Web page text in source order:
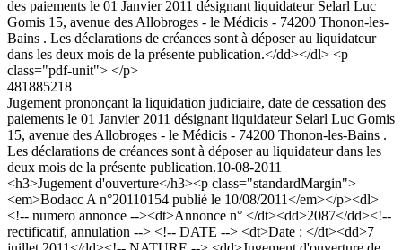
des paiements le 01 Janvier 2011 désignant liquidateur Selarl Luc
Gomis 15, avenue des Allobroges - le Médicis - 74200 Thonon-les-
Bains . Les déclarations de créances sont à déposer au liquidateur
dans les deux mois de la présente publication.</dd></dl> <p
class="pdf-unit"> </p>
481885218
Jugement prononçant la liquidation judiciaire, date de cessation des
paiements le 01 Janvier 2011 désignant liquidateur Selarl Luc Gomis
15, avenue des Allobroges - le Médicis - 74200 Thonon-les-Bains .
Les déclarations de créances sont à déposer au liquidateur dans les
deux mois de la présente publication.10-08-2011
<h3>Jugement d'ouverture</h3><p class="standardMargin">
<em>Bodacc A n°20110154 publié le 10/08/2011</em></p><dl>
<!-- numero annonce --><dt>Annonce n° </dt><dd>2087</dd><!--
rectificatif, annulation --> <!-- DATE --> <dt>Date : </dt><dd>7